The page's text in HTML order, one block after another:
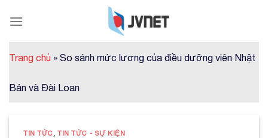
Trang chủ » So sánh mức lương của điều dưỡng viên Nhật
Bản và Đài Loan
TIN TỨC ,TIN TỨC - SỰ KIỆN